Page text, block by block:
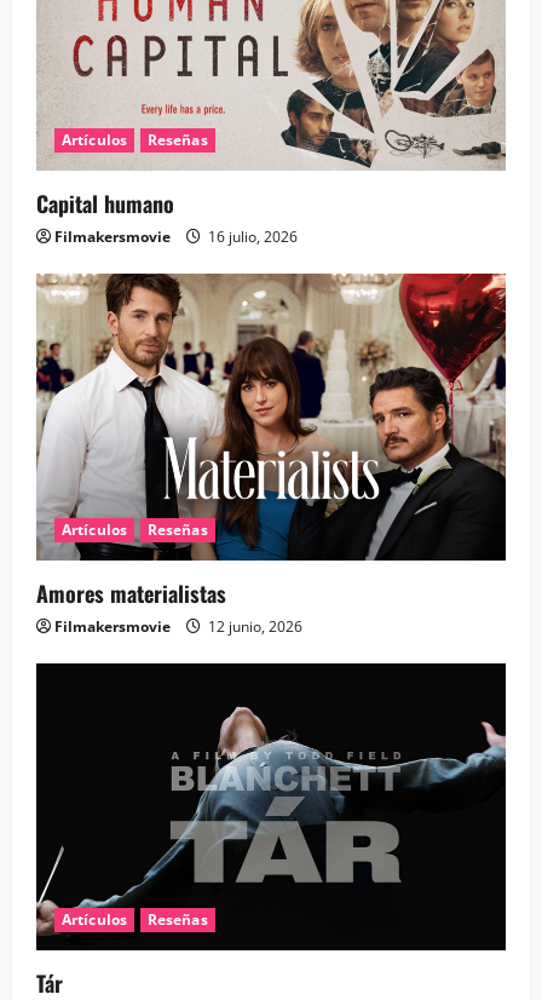
Artículos Reseñas
Capital humano
Filmakersmovie 16 julio, 2026
Artículos Reseñas
Amores materialistas
Filmakersmovie 12 junio, 2026
Artículos Reseñas
Tár